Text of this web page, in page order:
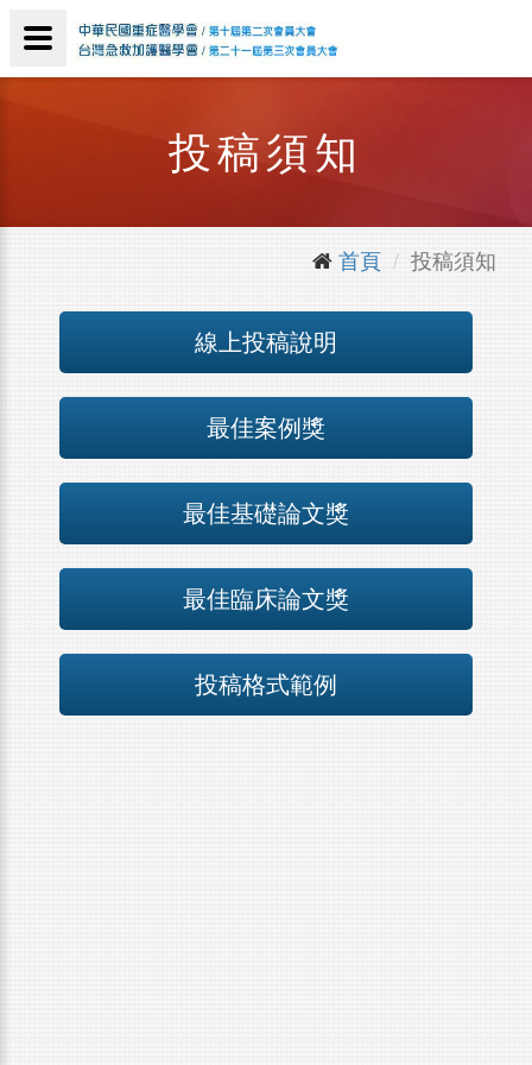
投稿須知
首頁 投稿須知
線上投稿說明
最佳案例獎
最佳基礎論文獎
最佳臨床論文獎
投稿格式範例